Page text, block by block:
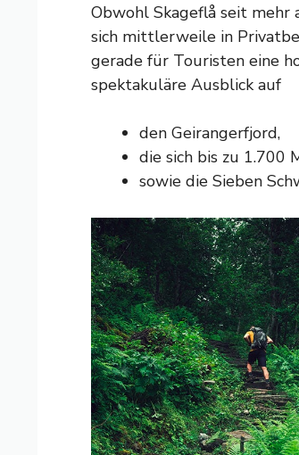
Obwohl Skageflå seit
sich mittlerweile in
gerade für Touristen eine
spektakuläre Ausblick auf
den Geirangerfjord,
die sich bis zu 1.700
sowie die Sieben